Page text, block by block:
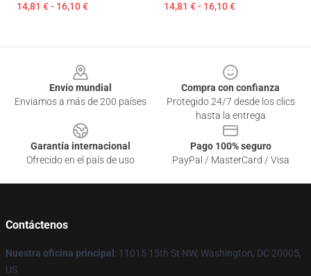
14,81 € - 16,10 € 14,81 € - 16,10 €
Envío mundial
Enviamos a más de 200 países
Compra con confianza
Protegido 24/7 desde los clics
hasta la entrega
Garantía internacional
Ofrecido en el país de uso
Pago 100% seguro
PayPal / MasterCard / Visa
Contáctenos
Nuestra oficina principal : 11015 15th St NW, Washington, DC 20005,
US